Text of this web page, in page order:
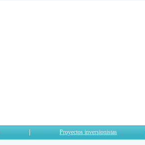
Proyectos inversionistas